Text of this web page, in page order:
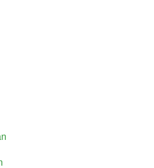
UND
4. BIS 8....
entdecken!